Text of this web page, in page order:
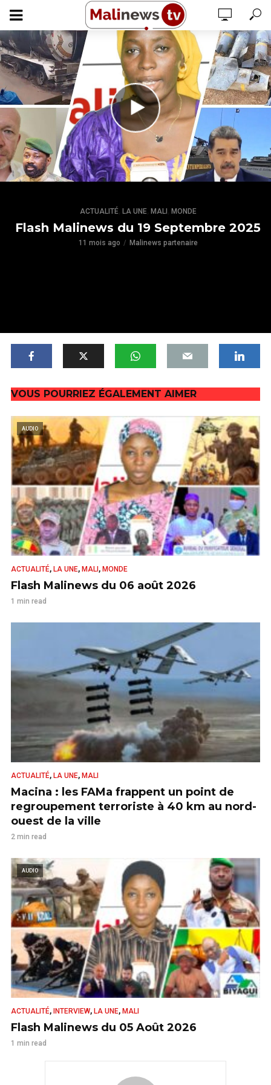
ACTUALITÉ, LA UNE, MALI MONDE
Flash Malinews du 19 Septembre 2025
11 mois ago Malinews partenaire
VOUS POURRIEZ ÉGALEMENT AIMER
AUDIO
ACTUALITÉ, LA UNE, MALI , MONDE
Flash Malinews du 06 août 2026
1 min read
ACTUALITÉ, LA UNE, MALI
Macina : les FAMa frappent un point de
regroupement terroriste à 40 km au nord-
ouest de la ville
2 min read
AUDIO
ACTUALITÉ, INTERVIEW, LA UNE, MALI
Flash Malinews du 05 Août 2026
1 min read